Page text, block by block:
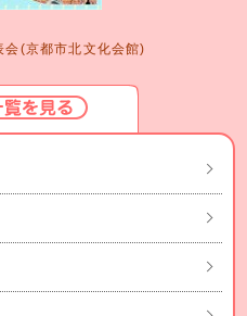
会(京都市北文化会館)